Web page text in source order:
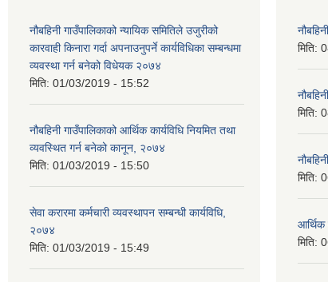
नौबहिनी गाउँपालिकाको न्यायिक समितिले उजुरीको
कारवाही किनारा गर्दा अपनाउनुपर्ने कार्यविधिका सम्बन्धमा
व्यवस्था गर्न बनेको विधेयक २०७४
मिति: 01/03/2019 - 15:52
नौबहिनी गाउँपालिकाको आर्थिक कार्यविधि नियमित तथा
व्यवस्थित गर्न बनेको कानून, २०७४
मिति: 01/03/2019 - 15:50
सेवा करारमा कर्मचारी व्यवस्थापन सम्बन्धी कार्यविधि,
२०७४
मिति: 01/03/2019 - 15:49
मिति:
मिति:
मिति:
आर्थिक
मिति: